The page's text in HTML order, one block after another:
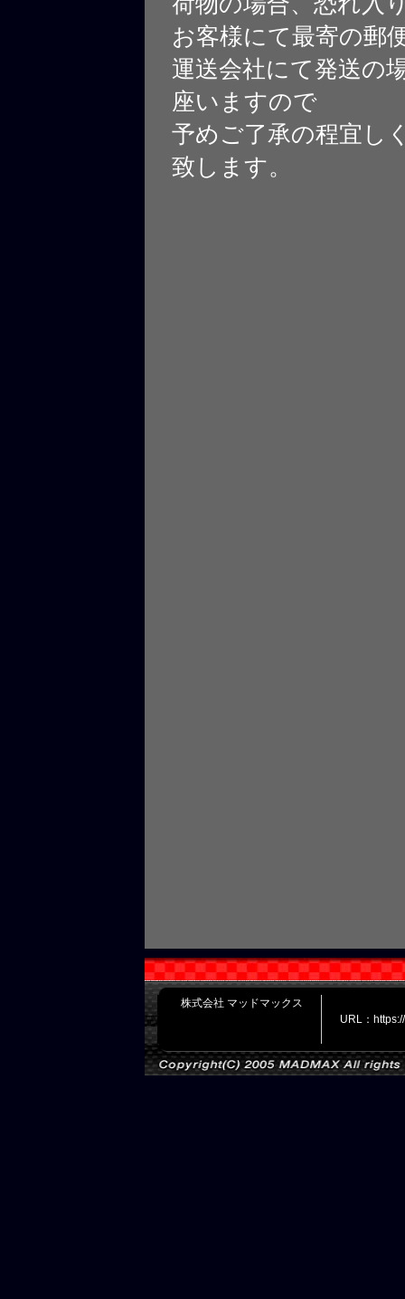
お客様にて最寄の郵
運送会社にて発送の
座いますので
予めご了承の程宜し
致します。
株式会社 マッドマックス
URL：